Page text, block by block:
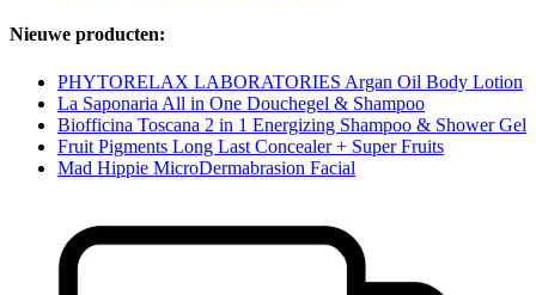
Nieuwe producten:
PHYTORELAX LABORATORIES Argan Oil Body Lotion
La Saponaria All in One Douchegel & Shampoo
Biofficina Toscana 2 in 1 Energizing Shampoo & Shower Gel
Fruit Pigments Long Last Concealer + Super Fruits
Mad Hippie MicroDermabrasion Facial